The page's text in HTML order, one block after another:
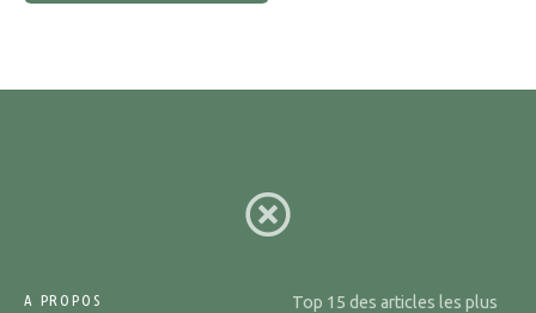
A PROPOS
Top 15 des articles les plus